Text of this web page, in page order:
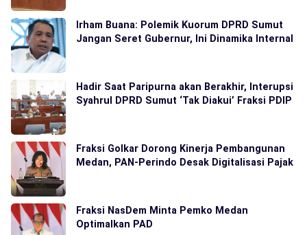
Irham Buana: Polemik Kuorum DPRD Sumut
Jangan Seret Gubernur, Ini Dinamika Internal
Hadir Saat Paripurna akan Berakhir, Interupsi
Syahrul DPRD Sumut ‘Tak Diakui’ Fraksi PDIP
Fraksi Golkar Dorong Kinerja Pembangunan
Medan, PAN-Perindo Desak Digitalisasi Pajak
Fraksi NasDem Minta Pemko Medan
Optimalkan PAD